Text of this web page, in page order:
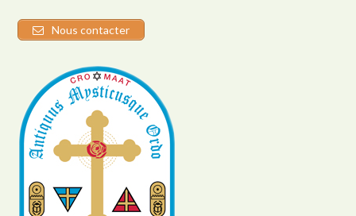
Nous contacter